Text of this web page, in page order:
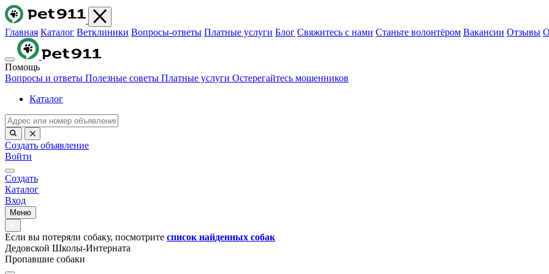
Главная Каталог Ветклиники Вопросы-ответы Платные услуги Блог Свяжитесь с нами Станьте волонтёром Вакансии Отзывы
Помощь
Вопросы и ответы Полезные советы Платные услуги Остерегайтесь мошенников
Каталог
Создать объявление
Войти
Создать
Каталог
Вход
Меню
Если вы потеряли собаку, посмотрите список найденных собак
Дедовской Школы-Интерната
Пропавшие собаки